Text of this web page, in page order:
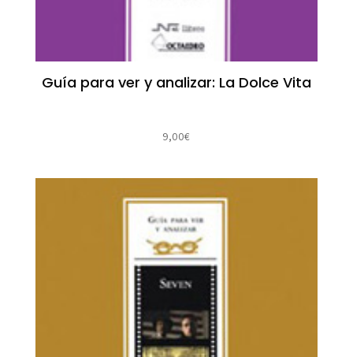
Guía para ver y analizar: La Dolce Vita
9,00€